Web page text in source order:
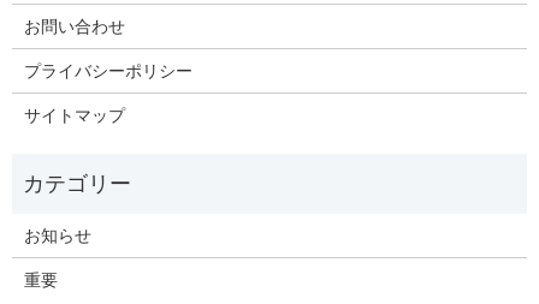
お問い合わせ
プライバシーポリシー
サイトマップ
お知らせ
重要